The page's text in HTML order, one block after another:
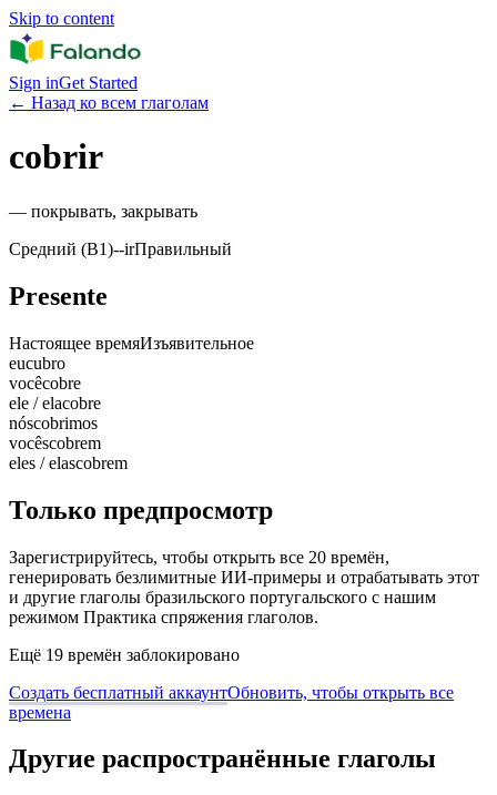
Skip to content
Sign inGet Started
← Назад ко всем глаголам
cobrir
— покрывать, закрывать
Средний (B1)--irПравильный
Presente
Настоящее времяИзъявительное
eucubro
vocêcobre
ele / elacobre
nóscobrimos
vocêscobrem
eles / elascobrem
Только предпросмотр
Зарегистрируйтесь, чтобы открыть все 20 времён,
генерировать безлимитные ИИ-примеры и отрабатывать этот
и другие глаголы бразильского португальского с нашим
режимом Практика спряжения глаголов.
Ещё 19 времён заблокировано
Создать бесплатный аккаунтОбновить, чтобы открыть все
времена
Другие распространённые глаголы